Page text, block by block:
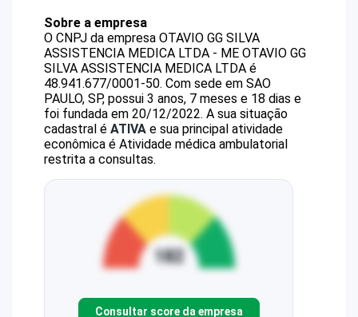
Sobre a empresa
O CNPJ da empresa OTAVIO GG SILVA
ASSISTENCIA MEDICA LTDA - ME OTAVIO GG
SILVA ASSISTENCIA MEDICA LTDA é
48.941.677/0001-50. Com sede em SAO
PAULO, SP, possui 3 anos, 7 meses e 18 dias e
foi fundada em 20/12/2022. A sua situação
cadastral é ATIVA e sua principal atividade
econômica é Atividade médica ambulatorial
restrita a consultas.
Consultar score da empresa